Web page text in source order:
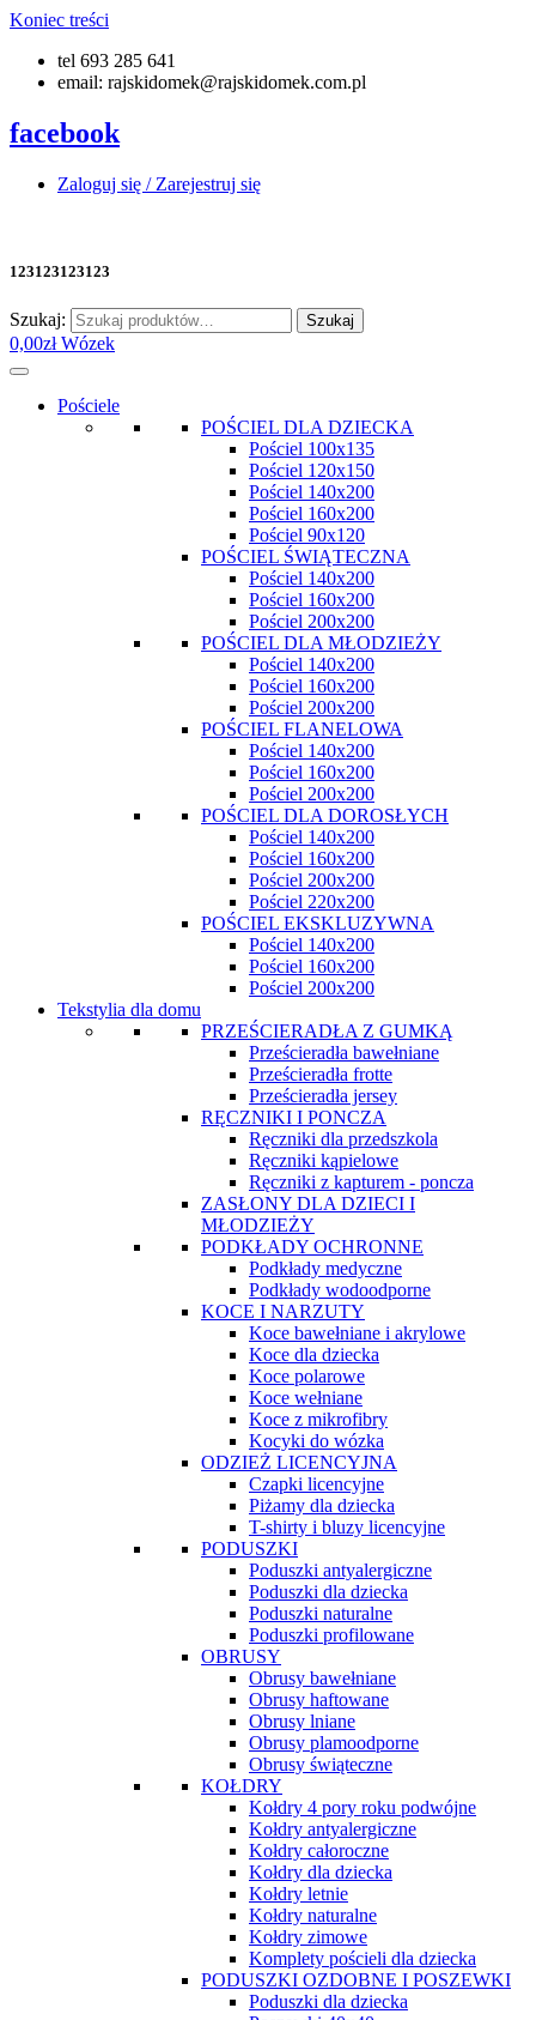
Koniec treści
tel 693 285 641
email: rajskidomek@rajskidomek.com.pl
facebook
Zaloguj się / Zarejestruj się
123123123123
Szukaj: Szukaj
0,00zł Wózek
Pościele
POŚCIEL DLA DZIECKA
Pościel 100x135
Pościel 120x150
Pościel 140x200
Pościel 160x200
Pościel 90x120
POŚCIEL ŚWIĄTECZNA
Pościel 140x200
Pościel 160x200
Pościel 200x200
POŚCIEL DLA MŁODZIEŻY
Pościel 140x200
Pościel 160x200
Pościel 200x200
POŚCIEL FLANELOWA
Pościel 140x200
Pościel 160x200
Pościel 200x200
POŚCIEL DLA DOROSŁYCH
Pościel 140x200
Pościel 160x200
Pościel 200x200
Pościel 220x200
POŚCIEL EKSKLUZYWNA
Pościel 140x200
Pościel 160x200
Pościel 200x200
Tekstylia dla domu
PRZEŚCIERADŁA Z GUMKĄ
Prześcieradła bawełniane
Prześcieradła frotte
Prześcieradła jersey
RĘCZNIKI I PONCZA
Ręczniki dla przedszkola
Ręczniki kąpielowe
Ręczniki z kapturem - poncza
ZASŁONY DLA DZIECI I
MŁODZIEŻY
PODKŁADY OCHRONNE
Podkłady medyczne
Podkłady wodoodporne
KOCE I NARZUTY
Koce bawełniane i akrylowe
Koce dla dziecka
Koce polarowe
Koce wełniane
Koce z mikrofibry
Kocyki do wózka
ODZIEŻ LICENCYJNA
Czapki licencyjne
Piżamy dla dziecka
T-shirty i bluzy licencyjne
PODUSZKI
Poduszki antyalergiczne
Poduszki dla dziecka
Poduszki naturalne
Poduszki profilowane
OBRUSY
Obrusy bawełniane
Obrusy haftowane
Obrusy lniane
Obrusy plamoodporne
Obrusy świąteczne
KOŁDRY
Kołdry 4 pory roku podwójne
Kołdry antyalergiczne
Kołdry całoroczne
Kołdry dla dziecka
Kołdry letnie
Kołdry naturalne
Kołdry zimowe
Komplety pościeli dla dziecka
PODUSZKI OZDOBNE I POSZEWKI
Poduszki dla dziecka